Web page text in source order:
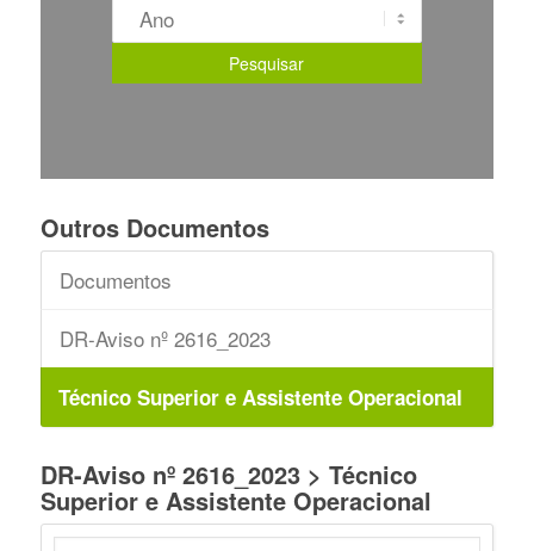
Outros Documentos
Documentos
DR-Aviso nº 2616_2023
Técnico Superior e Assistente Operacional
DR-Aviso nº 2616_2023 > Técnico
Superior e Assistente Operacional